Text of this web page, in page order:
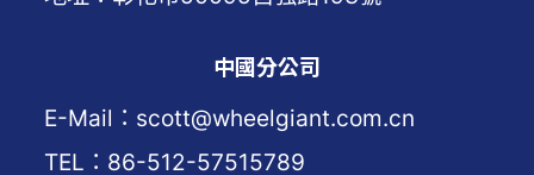
中國分公司
E-Mail：scott@wheelgiant.com.cn
TEL：86-512-57515789